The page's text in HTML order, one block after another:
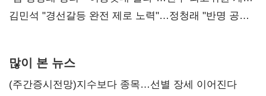
다툼 격화
김민석 "경선갈등 완전 제로 노력"…정청래 "반명 공세
많이 본 뉴스
(주간증시전망)지수보다 종목…선별 장세 이어진다